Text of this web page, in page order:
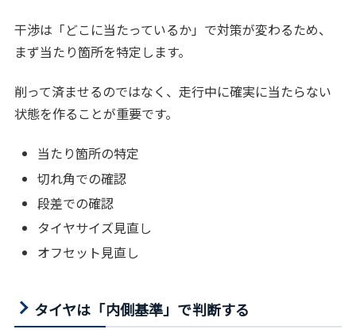
干渉は「どこに当たっているか」で対策が変わるため、
まず当たり箇所を特定します。
削って済ませるのではなく、走行中に確実に当たらない
状態を作ることが重要です。
当たり箇所の特定
切れ角での確認
段差での確認
タイヤサイズ見直し
オフセット見直し
タイヤは「内側基準」で判断する